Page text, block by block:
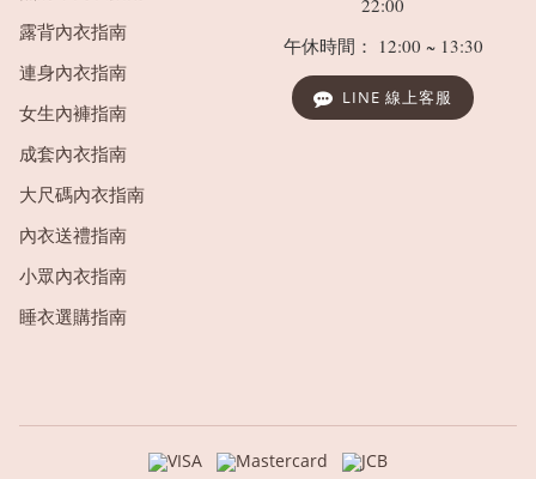
露背內衣指南
連身內衣指南
女生內褲指南
成套內衣指南
大尺碼內衣指南
內衣送禮指南
小眾內衣指南
睡衣選購指南
午休時間： 12:00 ~ 13:30
LINE 線上客服